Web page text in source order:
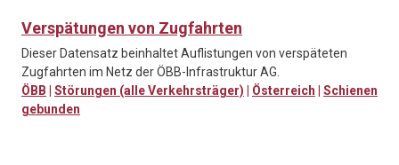
Verspätungen von Zugfahrten
Dieser Datensatz beinhaltet Auflistungen von verspäteten
Zugfahrten im Netz der ÖBB-Infrastruktur AG.
ÖBB
Störungen (alle Verkehrsträger) Österreich
Schienen
gebunden